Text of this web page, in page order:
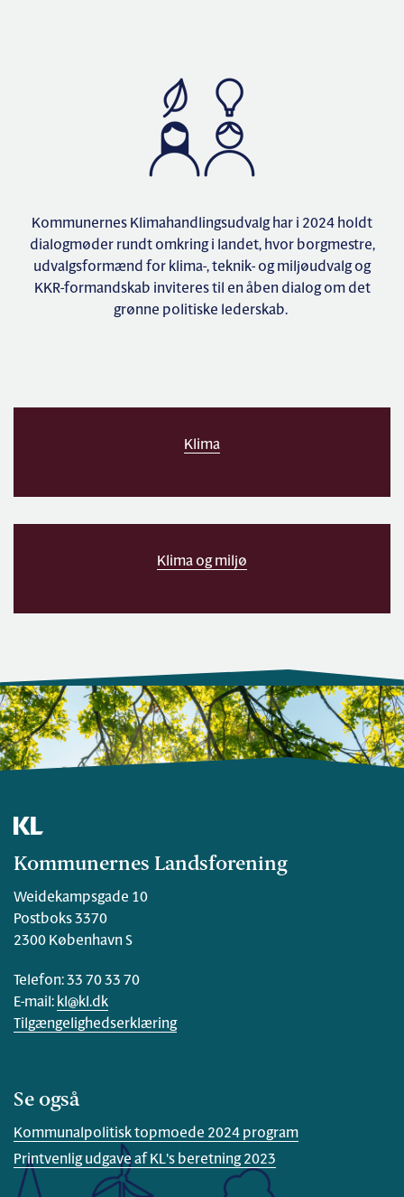
Kommunernes Klimahandlingsudvalg har i 2024 holdt
dialogmøder rundt omkring i landet, hvor borgmestre,
udvalgsformænd for klima-, teknik- og miljøudvalg og
KKR-formandskab inviteres til en åben dialog om det
grønne politiske lederskab.
Klima
Klima og miljø
Kommunernes Landsforening
Weidekampsgade 10
Postboks 3370
2300 København S
Telefon: 33 70 33 70
E-mail: kl@kl.dk
Tilgængelighedserklæring
Se også
Kommunalpolitisk topmoede 2024 program
Printvenlig udgave af KL's beretning 2023